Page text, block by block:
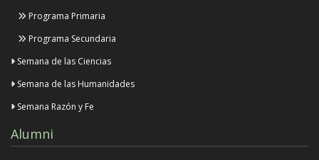
Programa Primaria
Programa Secundaria
Semana de las Ciencias
Semana de las Humanidades
Semana Razón y Fe
Alumni